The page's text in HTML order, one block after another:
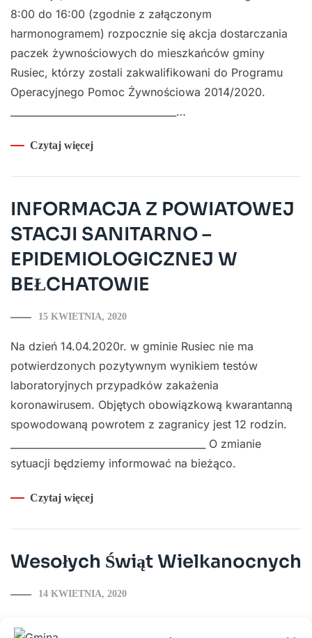
8:00 do 16:00 (zgodnie z załączonym
harmonogramem) rozpocznie się akcja dostarczania
paczek żywnościowych do mieszkańców gminy
Rusiec, którzy zostali zakwalifikowani do Programu
Operacyjnego Pomoc Żywnościowa 2014/2020.
__________________________________…
Czytaj więcej
INFORMACJA Z POWIATOWEJ
STACJI SANITARNO –
EPIDEMIOLOGICZNEJ W
BEŁCHATOWIE
15 KWIETNIA, 2020
Na dzień 14.04.2020r. w gminie Rusiec nie ma
potwierdzonych pozytywnym wynikiem testów
laboratoryjnych przypadków zakażenia
koronawirusem. Objętych obowiązkową kwarantanną
spowodowaną powrotem z zagranicy jest 12 rodzin.
________________________________________ O zmianie
sytuacji będziemy informować na bieżąco.
Czytaj więcej
Wesołych Świąt Wielkanocnych
14 KWIETNIA, 2020